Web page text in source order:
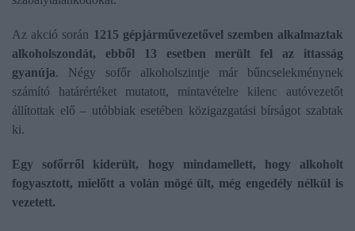
Az akció során 1215 gépjárművezetővel szemben alkalmaztak
alkoholszondát, ebből 13 esetben merült fel az ittasság
gyanúja. Négy sofőr alkoholszintje már bűncselekménynek
számító határértéket mutatott, mintavételre kilenc autóvezetőt
állítottak elő – utóbbiak esetében közigazgatási bírságot szabtak
ki.
Egy sofőrről kiderült, hogy mindamellett, hogy alkoholt
fogyasztott, mielőtt a volán mögé ült, még engedély nélkül is
vezetett.